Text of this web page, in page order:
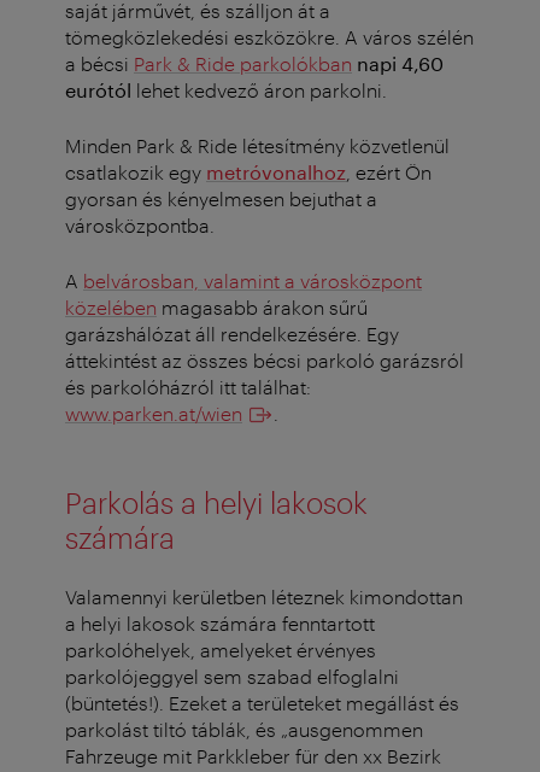
saját járművét, és szálljon át a
tömegközlekedési eszközökre. A város szélén
a bécsi Park & Ride parkolókban napi 4,60
eurótól lehet kedvező áron parkolni.
Minden Park & Ride létesítmény közvetlenül
csatlakozik egy metróvonalhoz , ezért Ön
gyorsan és kényelmesen bejuthat a
városközpontba.
A belvárosban, valamint a városközpont
közelében magasabb árakon sűrű
garázshálózat áll rendelkezésére. Egy
áttekintést az összes bécsi parkoló garázsról
és parkolóházról itt találhat:
www.parken.at/wien
Parkolás a helyi lakosok
számára
Valamennyi kerületben léteznek kimondottan
a helyi lakosok számára fenntartott
parkolóhelyek, amelyeket érvényes
parkolójeggyel sem szabad elfoglalni
(büntetés!). Ezeket a területeket megállást és
parkolást tiltó táblák, és „ausgenommen
Fahrzeuge mit Parkkleber für den xx Bezirk